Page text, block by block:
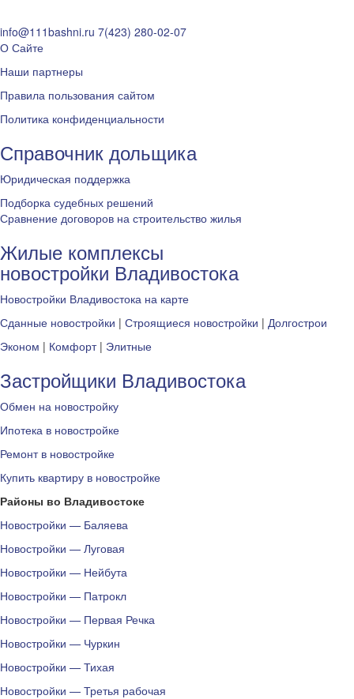
info@111bashni.ru 7(423) 280-02-07
О Сайте
Наши партнеры
Правила пользования сайтом
Политика конфиденциальности
Справочник дольщика
Юридическая поддержка
Подборка судебных решений
Сравнение договоров на строительство жилья
Жилые комплексы
новостройки Владивостока
Новостройки Владивостока на карте
Сданные новостройки | Строящиеся новостройки | Долгострои
Эконом | Комфорт| Элитные
Застройщики Владивостока
Обмен на новостройку
Ипотека в новостройке
Ремонт в новостройке
Купить квартиру в новостройке
Районы во Владивостоке
Новостройки — Баляева
Новостройки — Луговая
Новостройки — Нейбута
Новостройки — Патрокл
Новостройки — Первая Речка
Новостройки — Чуркин
Новостройки — Тихая
Новостройки — Третья рабочая